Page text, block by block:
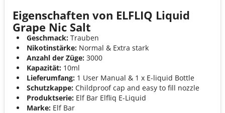
Eigenschaften von ELFLIQ Liquid
Grape Nic Salt
Geschmack: Trauben
Nikotinstärke: Normal & Extra stark
Anzahl der Züge: 3000
Kapazität: 10ml
Lieferumfang: 1 User Manual & 1 x E-liquid Bottle
Schutzkappe: Childproof cap and easy to fill nozzle
Produktserie: Elf Bar Elfliq E-Liquid
Marke: Elf Bar